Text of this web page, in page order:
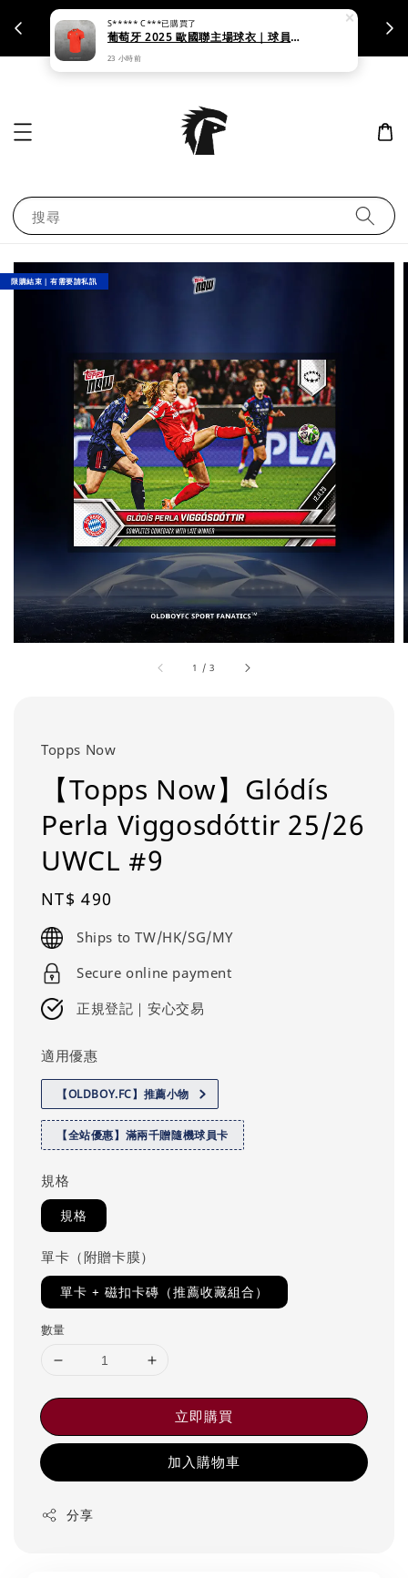
支援刷卡｜皆開立統一發票
搜尋
1 /3
限購結束｜有需要請私訊
Topps Now
【Topps Now】Glódís
Perla Viggosdóttir 25/26
UWCL #9
Regular
price
NT$ 490
Ships to TW/HK/SG/MY
Secure online payment
正規登記｜安心交易
適用優惠
【OLDBOY.FC】推薦小物
【全站優惠】滿兩千贈隨機球員卡
規格
規格
單卡（附贈卡膜）
單卡 + 磁扣卡磚（推薦收藏組合）
數量
立即購買
加入購物車
分享
S***** C***已購買了
葡萄牙 2025 歐國聯主場球衣｜球員版 & 球迷版
23 小時前